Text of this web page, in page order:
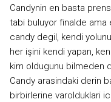
Candynin en basta
tabi buluyor finalde ama
candy degil, kendi
her işini kendi yapan,
kim oldugunu bilmeden
Candy arasindaki derin
birbirlerine varolduklari